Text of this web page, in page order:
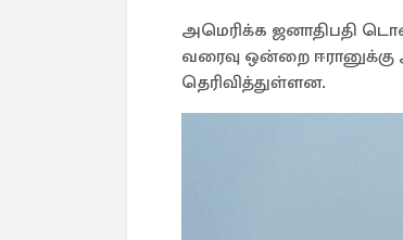
அமெரிக்க ஜனாதிபதி
வரைவு ஒன்றை ஈரானுக்கு
தெரிவித்துள்ளன.